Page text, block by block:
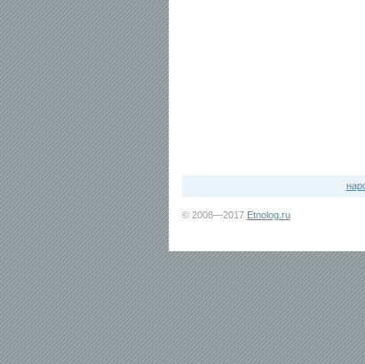
© 2008—2017 Etnolog.ru